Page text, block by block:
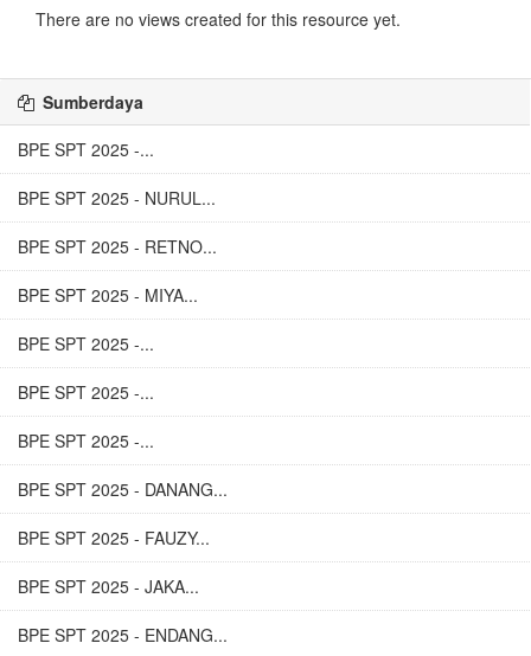
There are no views created for this resource yet.
Sumberdaya
BPE SPT 2025 -...
BPE SPT 2025 - NURUL...
BPE SPT 2025 - RETNO...
BPE SPT 2025 - MIYA...
BPE SPT 2025 -...
BPE SPT 2025 -...
BPE SPT 2025 -...
BPE SPT 2025 - DANANG...
BPE SPT 2025 - FAUZY...
BPE SPT 2025 - JAKA...
BPE SPT 2025 - ENDANG...